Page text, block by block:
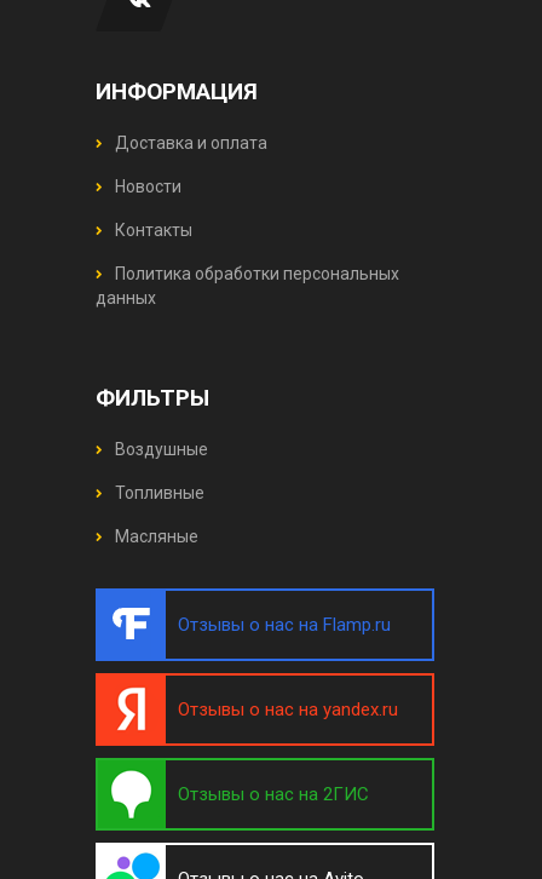
ИНФОРМАЦИЯ
Доставка и оплата
Новости
Контакты
Политика обработки персональных
данных
ФИЛЬТРЫ
Воздушные
Топливные
Масляные
Отзывы о нас на Flamp.ru
Отзывы о нас на yandex.ru
Отзывы о нас на 2ГИС